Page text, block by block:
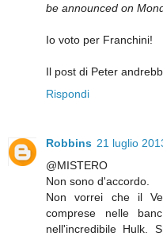
be announced on
Io voto per Franchini!
Il post di Peter
Rispondi
Robbins 21 luglio
@MISTERO
Non sono d'accordo.
Non vorrei che il
comprese nelle
nell'incredibile Hulk.